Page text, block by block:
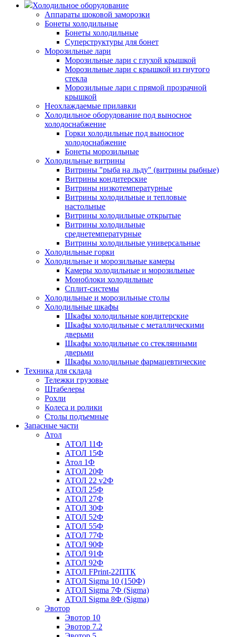
Холодильное оборудование
Аппараты шоковой заморозки
Бонеты холодильные
Бонеты холодильные
Суперструктуры для бонет
Морозильные лари
Морозильные лари с глухой крышкой
Морозильные лари с крышкой из гнутого
стекла
Морозильные лари с прямой прозрачной
крышкой
Неохлаждаемые прилавки
Холодильное оборудование под выносное
холодоснабжение
Горки холодильные под выносное
холодоснабжение
Бонеты морозильные
Холодильные витрины
Витрины "рыба на льду" (витрины рыбные)
Витрины кондитерские
Витрины низкотемпературные
Витрины холодильные и тепловые
настольные
Витрины холодильные открытые
Витрины холодильные
среднетемпературные
Витрины холодильные универсальные
Холодильные горки
Холодильные и морозильные камеры
Камеры холодильные и морозильные
Моноблоки холодильные
Сплит-системы
Холодильные и морозильные столы
Холодильные шкафы
Шкафы холодильные кондитерские
Шкафы холодильные с металлическими
дверьми
Шкафы холодильные со стеклянными
дверьми
Шкафы холодильные фармацевтические
Техника для склада
Тележки грузовые
Штабелеры
Рохли
Колеса и ролики
Столы подъемные
Запасные части
Атол
АТОЛ 11Ф
АТОЛ 15Ф
Атол 1Ф
АТОЛ 20Ф
АТОЛ 22 v2Ф
АТОЛ 25Ф
АТОЛ 27Ф
АТОЛ 30Ф
АТОЛ 52Ф
АТОЛ 55Ф
АТОЛ 77Ф
АТОЛ 90Ф
АТОЛ 91Ф
АТОЛ 92Ф
АТОЛ FPrint-22ПТК
АТОЛ Sigma 10 (150Ф)
АТОЛ Sigma 7Ф (Sigma)
АТОЛ Sigma 8Ф (Sigma)
Эвотор
Эвотор 10
Эвотор 7.2